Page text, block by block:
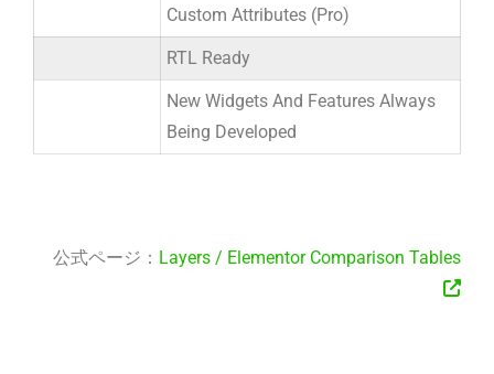
Custom Attributes (Pro)
RTL Ready
New Widgets And Features Always
Being Developed
公式ページ： Layers / Elementor Comparison Tables